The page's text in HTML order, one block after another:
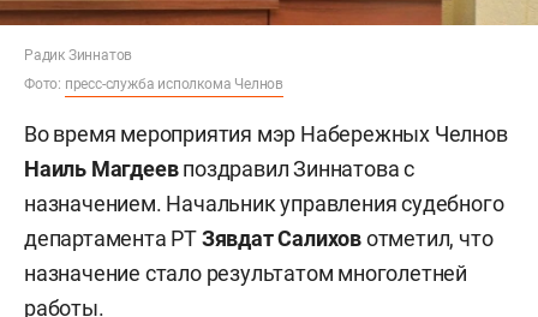
Радик Зиннатов
Фото: пресс-служба исполкома Челнов
Во время мероприятия мэр Набережных Челнов
Наиль Магдеевпоздравил Зиннатова с
назначением. Начальник управления судебного
департамента РТЗявдат Салиховотметил, что
назначение стало результатом многолетней
работы.